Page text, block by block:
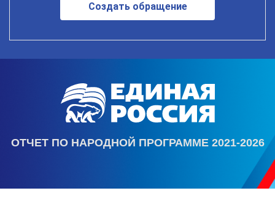
Создать обращение
ОТЧЕТ ПО НАРОДНОЙ ПРОГРАММЕ 2021-2026